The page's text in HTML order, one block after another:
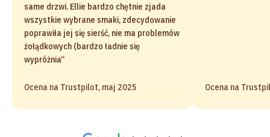
same drzwi. Ellie bardzo chętnie zjada
wszystkie wybrane smaki, zdecydowanie
poprawiła jej się sierść, nie ma problemów
żołądkowych (bardzo ładnie się
wypróżnia“
Ocena na Trustpilot, maj 2025 Ocena na